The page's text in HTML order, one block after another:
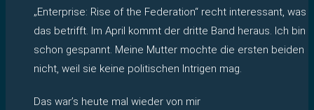
„Enterprise: Rise of the Federation“ recht interessant, was
das betrifft. Im April kommt der dritte Band heraus. Ich bin
schon gespannt. Meine Mutter mochte die ersten beiden
nicht, weil sie keine politischen Intrigen mag.
Das war’s heute mal wieder von mir